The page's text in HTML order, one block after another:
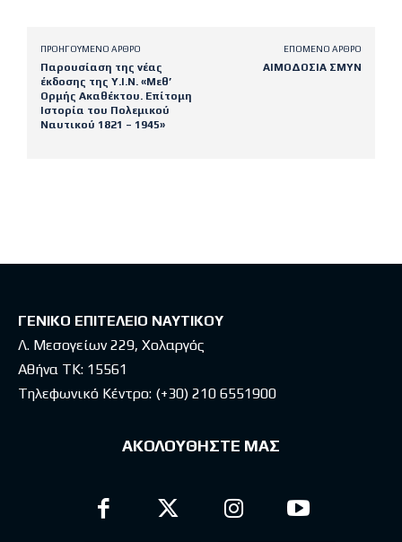
ΠΡΟΗΓΟΎΜΕΝΟ ΆΡΘΡΟ
Παρουσίαση της νέας
έκδοσης της Υ.Ι.Ν. «Μεθ’
Ορμής Ακαθέκτου. Επίτομη
Ιστορία του Πολεμικού
Ναυτικού 1821 – 1945»
ΕΠΌΜΕΝΟ ΆΡΘΡΟ
ΑΙΜΟΔΟΣΙΑ ΣΜΥΝ
ΓΕΝΙΚΟ ΕΠΙΤΕΛΕΙΟ ΝΑΥΤΙΚΟΥ
Λ. Μεσογείων 229, Χολαργός
Αθήνα ΤΚ: 15561
Τηλεφωνικό Κέντρο: (+30) 210 6551900
ΑΚΟΛΟΥΘΗΣΤΕ ΜΑΣ